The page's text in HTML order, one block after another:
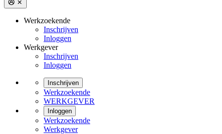
Werkzoekende
Inschrijven
Inloggen
Werkgever
Inschrijven
Inloggen
Inschrijven
Werkzoekende
WERKGEVER
Inloggen
Werkzoekende
Werkgever